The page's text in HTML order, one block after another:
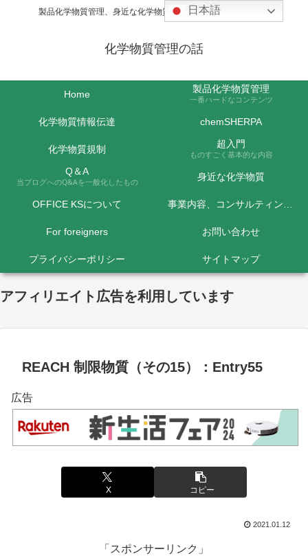
製品化学物質管理、身近な化学物質などの話題を取り上げます
化学物質管理の話
Home 製品化学物質管理
一番ハードなコンテンツ
化学物質情報伝達 chemSHERPA
化学物質規制 超入門
ものすごく基本的な内容
Q＆A
当ブログへのQ&Aを一般化したもの 身近な化学物質
OFFICE KSについて 事業内容、コンサルティング料金など
For foreigners お問い合わせ
プライバシーポリシー サイトマップ
アフィリエイト広告を利用しています
REACH 制限物質（その15）：Entry55
広告
X コピー
2021.01.12
「スポンサーリンク」
日本語